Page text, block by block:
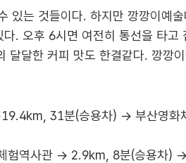
있는 것들이다. 하지만 깡깡이예
. 오후 6시면 여전히 통선을 타고
달달한 커피 맛도 한결같다. 깡깡
31분(승용차) → 부산영화
역사관 → 2.9km, 8분(승용차)